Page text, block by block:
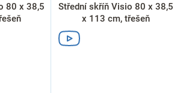
80 x 38,5
Střední skříň Visio 80 x 38,5
x 113 cm, třešeň